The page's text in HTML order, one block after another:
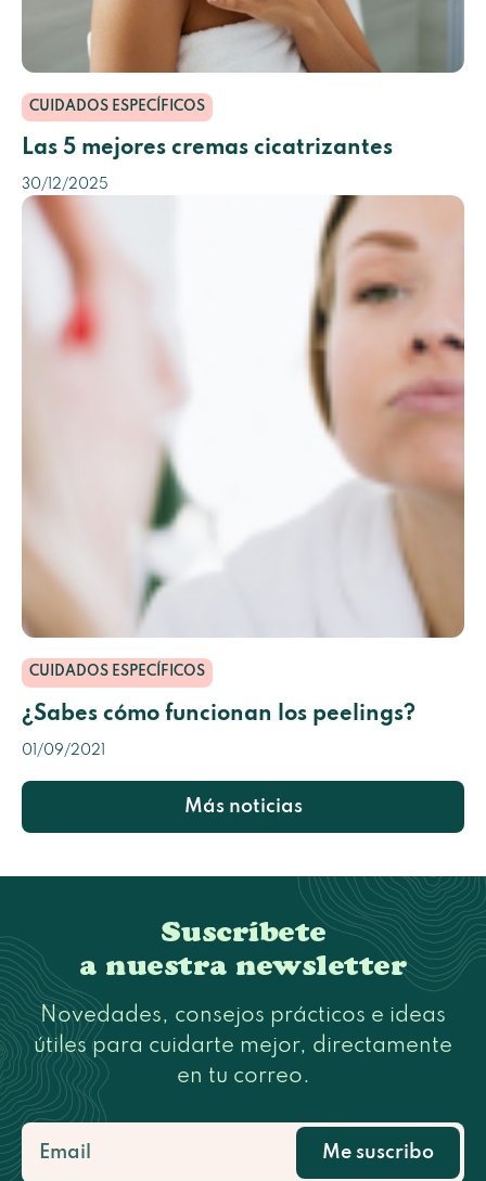
CUIDADOS ESPECÍFICOS
Las 5 mejores cremas cicatrizantes
30/12/2025
CUIDADOS ESPECÍFICOS
¿Sabes cómo funcionan los peelings?
01/09/2021
Más noticias
Suscríbete
a nuestra newsletter
Novedades, consejos prácticos e ideas
útiles para cuidarte mejor, directamente
en tu correo.
Me suscribo